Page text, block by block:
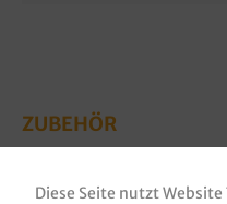
ZUBEHÖR
Diese Seite nutzt